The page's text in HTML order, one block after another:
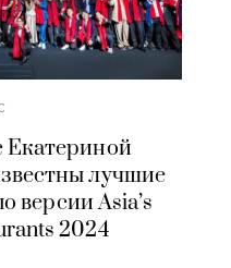
Екатериной
лучшие
версии Asia’s
2024